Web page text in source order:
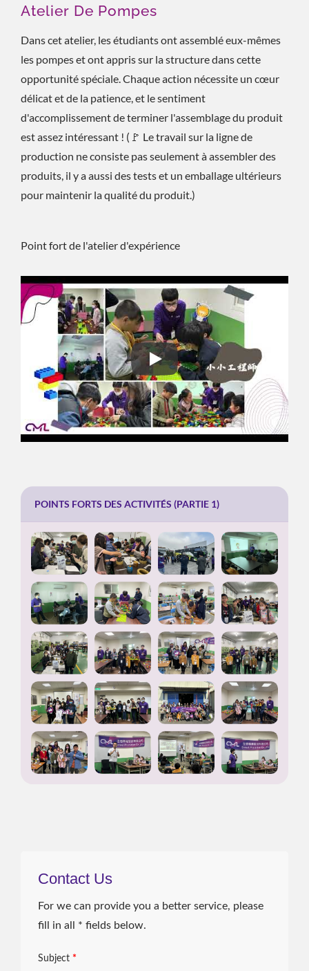
Atelier De Pompes
Dans cet atelier, les étudiants ont assemblé eux-mêmes
les pompes et ont appris sur la structure dans cette
opportunité spéciale. Chaque action nécessite un cœur
délicat et de la patience, et le sentiment
d'accomplissement de terminer l'assemblage du produit
est assez intéressant ! (🚩 Le travail sur la ligne de
production ne consiste pas seulement à assembler des
produits, il y a aussi des tests et un emballage ultérieurs
pour maintenir la qualité du produit.)
Point fort de l'atelier d'expérience
Point Fort De L'atelier
POINTS FORTS DES ACTIVITÉS (PARTIE 1)